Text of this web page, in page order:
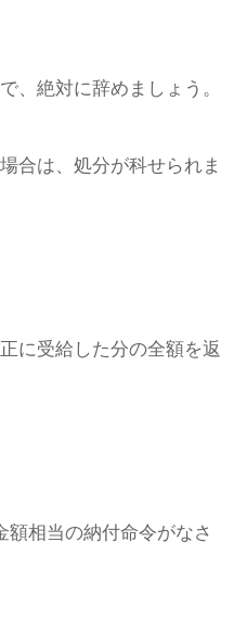
、絶対に辞めましょう。
合は、処分が科せられま
に受給した分の全額を返
額相当の納付命令がなさ